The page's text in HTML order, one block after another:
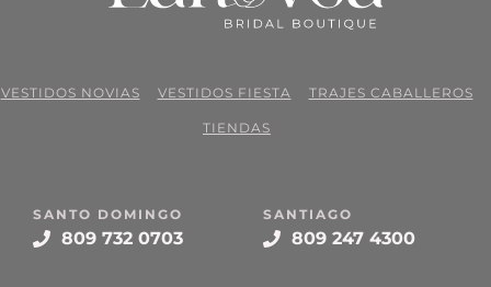
VESTIDOS NOVIAS VESTIDOS FIESTA TRAJES CABALLEROS
TIENDAS
SANTO DOMINGO
809 732 0703
SANTIAGO
809 247 4300